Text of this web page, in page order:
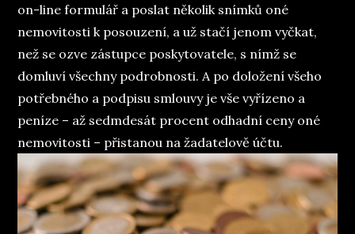
on-line formulář a poslat několik snímků oné
nemovitosti k posouzení, a už stačí jenom vyčkat,
než se ozve zástupce poskytovatele, s nímž se
domluví všechny podrobnosti. A po doložení všeho
potřebného a podpisu smlouvy je vše vyřízeno a
peníze – až sedmdesát procent odhadní ceny oné
nemovitosti – přistanou na žadatelově účtu.